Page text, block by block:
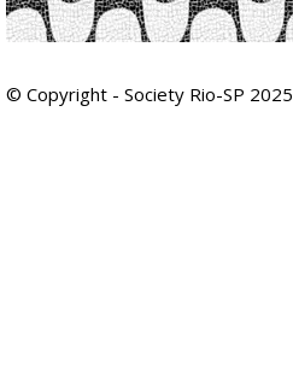
© Copyright - Society Rio-SP 2025